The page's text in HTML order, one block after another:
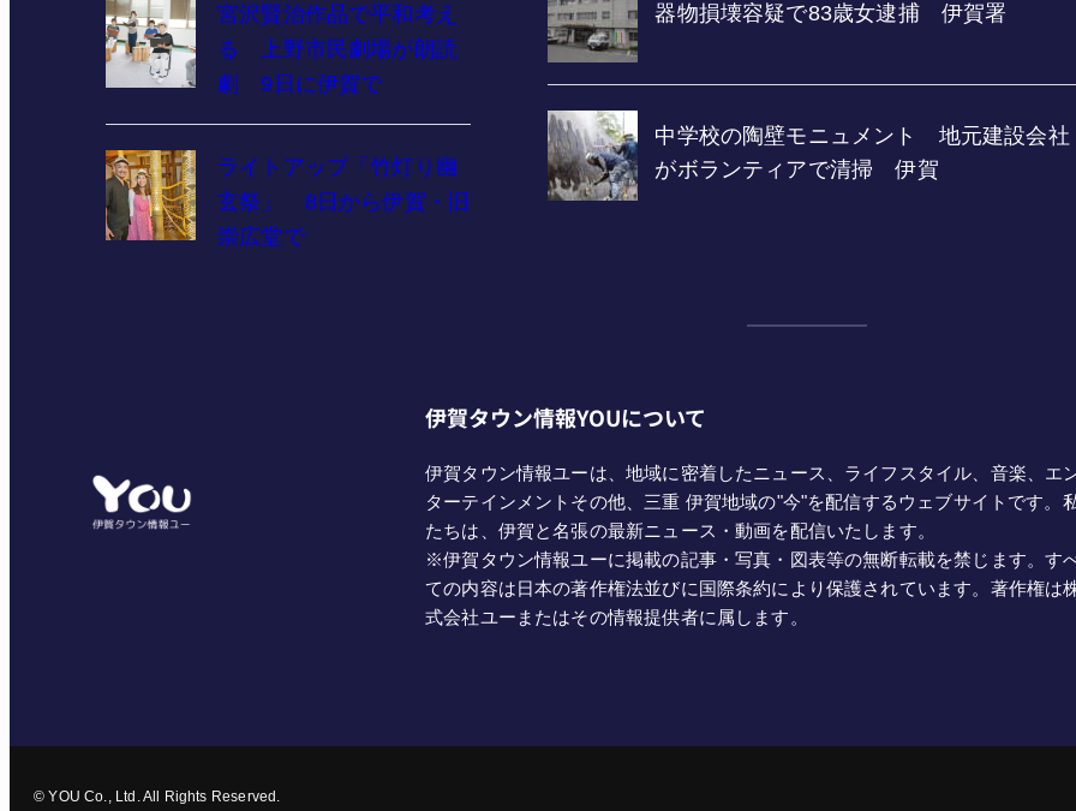
宮沢賢治作品で平和考え
る 上野市民劇場が朗読
劇 9日に伊賀で
ライトアップ「竹灯り幽
玄祭」 8日から伊賀・旧
崇広堂で
伊賀タウン情報YOUについて
伊賀タウン情報ユーは、地域に密着したニュース、ライフスタイル、音楽、エ
ターテインメントその他、三重 伊賀地域の"今"を配信するウェブサイトです。
たちは、伊賀と名張の最新ニュース・動画を配信いたします。
※伊賀タウン情報ユーに掲載の記事・写真・図表等の無断転載を禁じます。す
ての内容は日本の著作権法並びに国際条約により保護されています。著作権は
式会社ユーまたはその情報提供者に属します。
© YOU Co., Ltd. All Rights Reserved.